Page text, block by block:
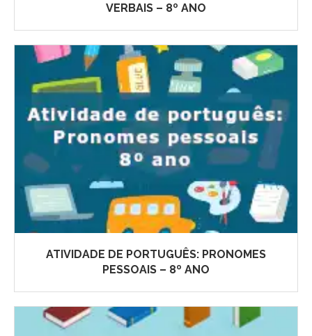
VERBAIS – 8º ANO
ATIVIDADE DE PORTUGUÊS: PRONOMES
PESSOAIS – 8º ANO